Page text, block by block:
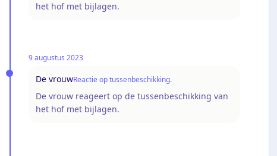
het hof met bijlagen.
9 augustus 2023
De vrouwReactie op tussenbeschikking.
De vrouw reageert op de tussenbeschikking van
het hof met bijlagen.